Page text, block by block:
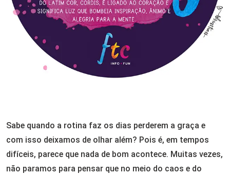
Sabe quando a rotina faz os dias perderem a graça e
com isso deixamos de olhar além? Pois é, em tempos
difíceis, parece que nada de bom acontece. Muitas vezes,
não paramos para pensar que no meio do caos e do